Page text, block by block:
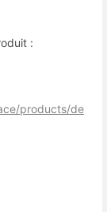
:
products/de